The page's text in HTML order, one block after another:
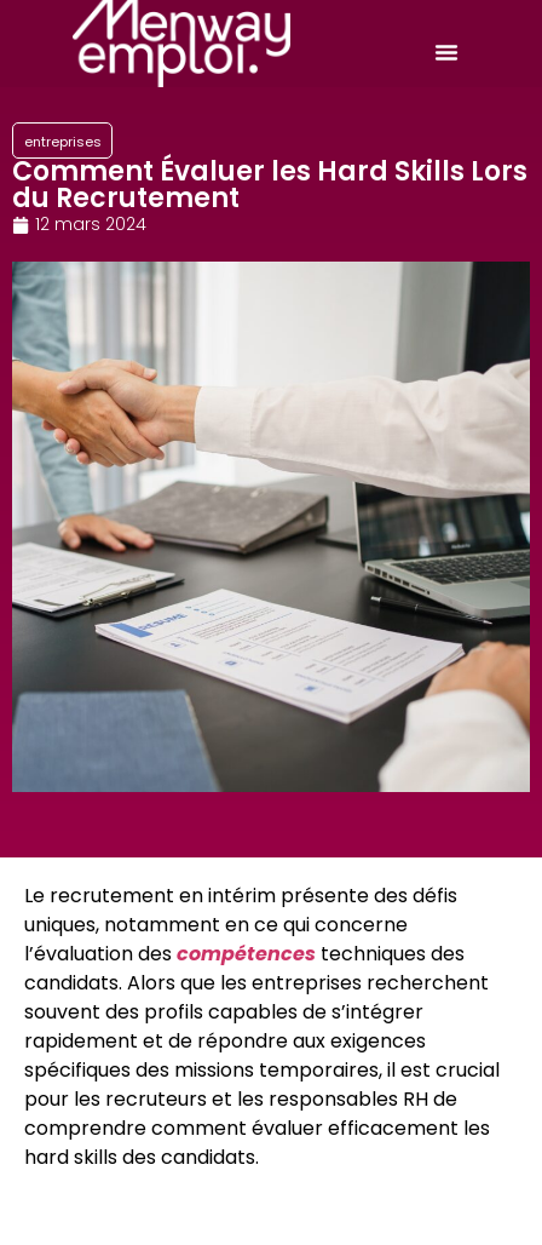
entreprises
Comment Évaluer les Hard Skills Lors
du Recrutement
12 mars 2024
Le recrutement en intérim présente des défis
uniques, notamment en ce qui concerne
l’évaluation descompétences techniques des
candidats. Alors que les entreprises recherchent
souvent des profils capables de s’intégrer
rapidement et de répondre aux exigences
spécifiques des missions temporaires, il est crucial
pour les recruteurs et les responsables RH de
comprendre comment évaluer efficacement les
hard skills des candidats.